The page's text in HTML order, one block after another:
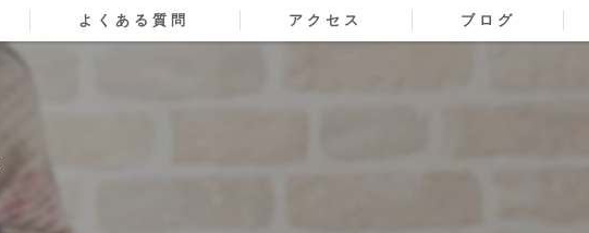
よくある質問 アクセス ブログ